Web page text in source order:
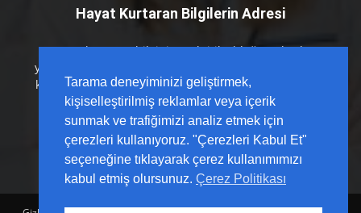
Hayat Kurtaran Bilgilerin Adresi
Hayat kurtaran bilginin en kritik olduğu anlarda
yanınızdayız. Acil Çalışanları platformu olarak; sahada
karşılığı olan, güncel kılavuzlarla desteklenmiş ve hızlı
erişilebilir içerikleri sizlerle buluşturuyoruz.
Tarama deneyiminizi geliştirmek,
kişiselleştirilmiş reklamlar veya içerik
sunmak ve trafiğimizi analiz etmek için
çerezleri kullanıyoruz. "Çerezleri Kabul Et"
seçeneğine tıklayarak çerez kullanımımızı
kabul etmiş olursunuz. Çerez Politikası